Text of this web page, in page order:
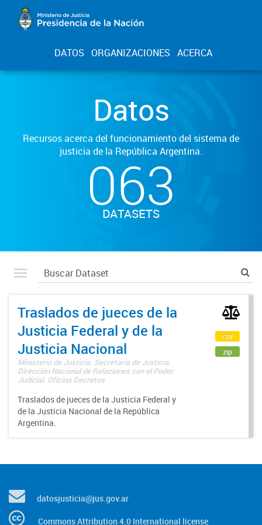
DATOS ORGANIZACIONES ACERCA
Datos
Recursos acerca del funcionamiento del sistema de
justicia de la República Argentina.
063
DATASETS
Traslados de jueces de la
Justicia Federal y de la
Justicia Nacional
Ministerio de Justicia. Secretaría de Justicia.
Dirección Nacional de Relaciones con el Poder
Judicial. Oficina Decretos
Traslados de jueces de la Justicia Federal y
de la Justicia Nacional de la República
Argentina.
csv
zip
datosjusticia@jus.gov.ar
Commons Attribution 4.0 International license